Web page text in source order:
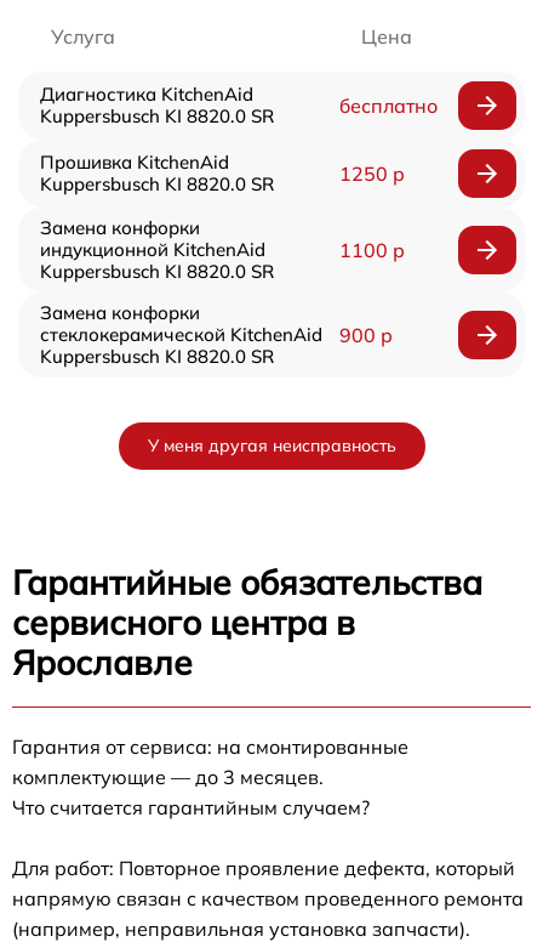
Услуга Цена
Диагностика KitchenAid
Kuppersbusch KI 8820.0 SR
бесплатно
Прошивка KitchenAid
Kuppersbusch KI 8820.0 SR
1250 р
Замена конфорки
индукционной KitchenAid
Kuppersbusch KI 8820.0 SR
1100 р
Замена конфорки
стеклокерамической KitchenAid
Kuppersbusch KI 8820.0 SR
900 р
У меня другая неисправность
Гарантийные обязательства
сервисного центра в
Ярославле
Гарантия от сервиса: на смонтированные
комплектующие — до 3 месяцев.
Что считается гарантийным случаем?
Для работ: Повторное проявление дефекта, который
напрямую связан с качеством проведенного ремонта
(например, неправильная установка запчасти).